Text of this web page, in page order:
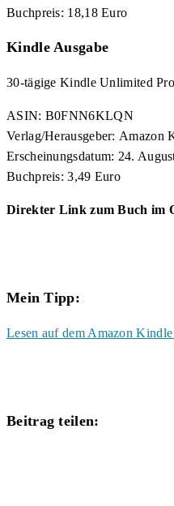
Buchpreis: 18,18 Euro
Kindle Ausgabe
30-tägige Kindle Unlimited
ASIN: B0FNN6KLQN
Verlag/Herausgeber: Amazon
Erscheinungsdatum: 24.
Buchpreis: 3,49 Euro
Direkter Link zum Buch im
Mein Tipp:
Lesen auf dem Amazon
Beitrag teilen: